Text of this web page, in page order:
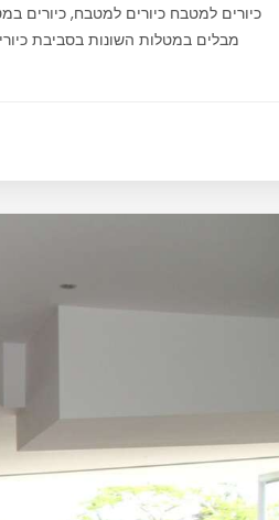
כיורים למטבח כיורים למטבח,
מבלים במטלות השונות בסביבת